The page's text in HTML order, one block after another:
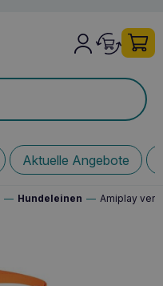
Aktuelle Angebote
— Hundeleinen — Amiplay